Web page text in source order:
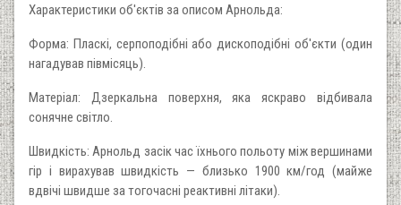
Характеристики об'єктів за описом Арнольда:
Форма: Пласкі, серпоподібні або дископодібні об'єкти (один
нагадував півмісяць).
Матеріал: Дзеркальна поверхня, яка яскраво відбивала
сонячне світло.
Швидкість: Арнольд засік час їхнього польоту між вершинами
гір і вирахував швидкість — близько 1900 км/год (майже
вдвічі швидше за тогочасні реактивні літаки).